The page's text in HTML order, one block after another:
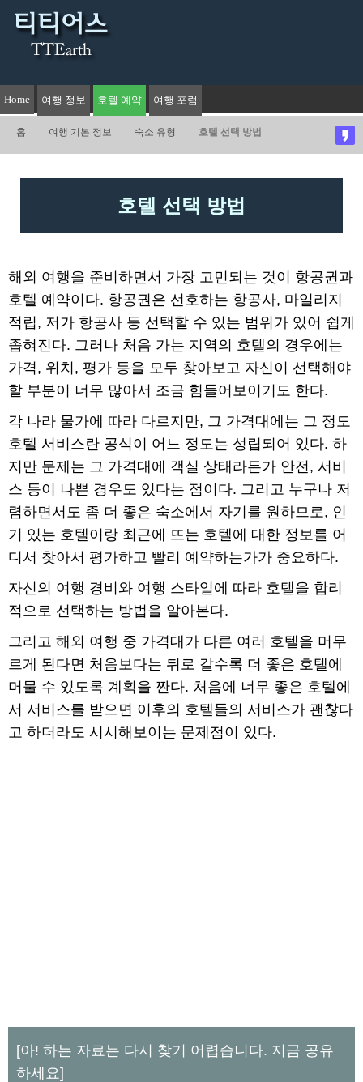
Home 여행 정보 호텔 예약 여행 포럼
홈 여행 기본 정보 숙소 유형 호텔 선택 방법
호텔 선택 방법
해외 여행을 준비하면서 가장 고민되는 것이 항공권과
호텔 예약이다. 항공권은 선호하는 항공사, 마일리지
적립, 저가 항공사 등 선택할 수 있는 범위가 있어 쉽게
좁혀진다. 그러나 처음 가는 지역의 호텔의 경우에는
가격, 위치, 평가 등을 모두 찾아보고 자신이 선택해야
할 부분이 너무 많아서 조금 힘들어보이기도 한다.
각 나라 물가에 따라 다르지만, 그 가격대에는 그 정도
호텔 서비스란 공식이 어느 정도는 성립되어 있다. 하
지만 문제는 그 가격대에 객실 상태라든가 안전, 서비
스 등이 나쁜 경우도 있다는 점이다. 그리고 누구나 저
렴하면서도 좀 더 좋은 숙소에서 자기를 원하므로, 인
기 있는 호텔이랑 최근에 뜨는 호텔에 대한 정보를 어
디서 찾아서 평가하고 빨리 예약하는가가 중요하다.
자신의 여행 경비와 여행 스타일에 따라 호텔을 합리
적으로 선택하는 방법을 알아본다.
그리고 해외 여행 중 가격대가 다른 여러 호텔을 머무
르게 된다면 처음보다는 뒤로 갈수록 더 좋은 호텔에
머물 수 있도록 계획을 짠다. 처음에 너무 좋은 호텔에
서 서비스를 받으면 이후의 호텔들의 서비스가 괜찮다
고 하더라도 시시해보이는 문제점이 있다.
[아! 하는 자료는 다시 찾기 어렵습니다. 지금 공유
하세요]